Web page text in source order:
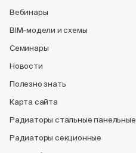
Вебинары
BIM-модели и схемы
Семинары
Новости
Полезно знать
Карта сайта
Радиаторы стальные панельные
Радиаторы секционные